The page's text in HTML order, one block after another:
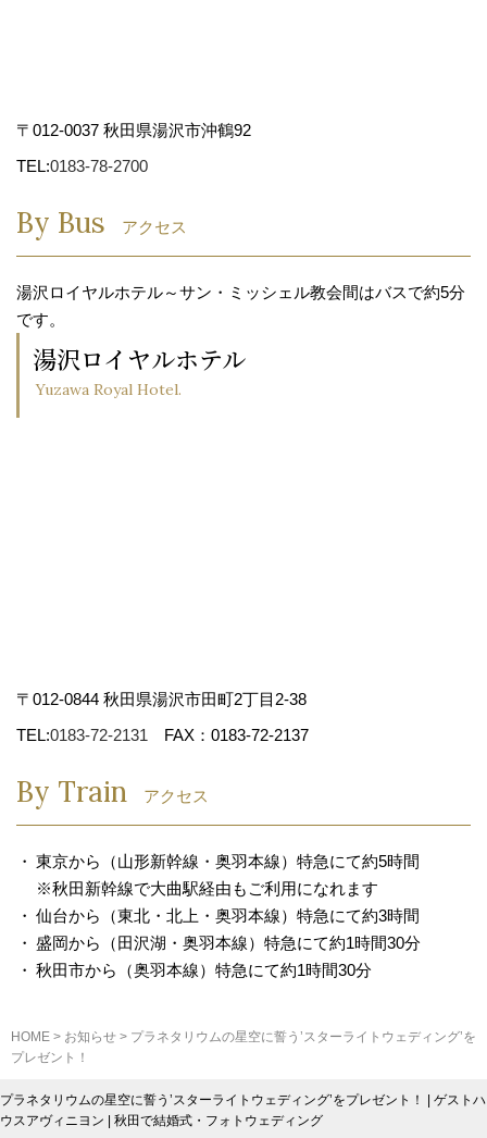
プラネタリウムの星空に誓う’スターライトウェディング’をプレゼント！ | ゲストハ
ウスアヴィニヨン | 秋田で結婚式・フォトウェディング
〒012-0037 秋田県湯沢市沖鶴92
TEL:0183-78-2700
By Bus アクセス
湯沢ロイヤルホテル～サン・ミッシェル教会間はバスで約5分
です。
湯沢ロイヤルホテル
Yuzawa Royal Hotel.
〒012-0844 秋田県湯沢市田町2丁目2-38
TEL:0183-72-2131 FAX：0183-72-2137
By Train アクセス
東京から（山形新幹線・奥羽本線）特急にて約5時間
※秋田新幹線で大曲駅経由もご利用になれます
仙台から（東北・北上・奥羽本線）特急にて約3時間
盛岡から（田沢湖・奥羽本線）特急にて約1時間30分
秋田市から（奥羽本線）特急にて約1時間30分
HOME > お知らせ > プラネタリウムの星空に誓う’スターライトウェディング’を
プレゼント！